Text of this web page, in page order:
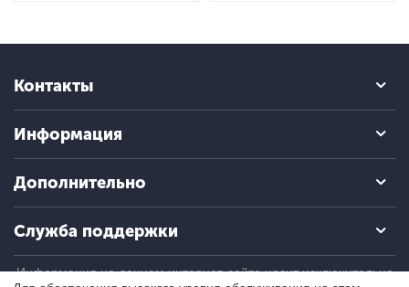
Контакты
Информация
Дополнительно
Служба поддержки
Информация на данном интернет-сайте носит исключительно